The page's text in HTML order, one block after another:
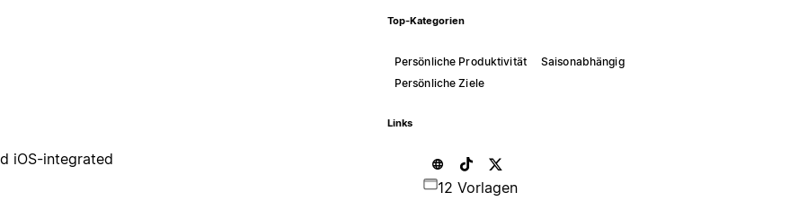
iOS-integrated
Top-Kategorien
Persönliche Produktivität
Saisonabhängig
Persönliche Ziele
Links
12 Vorlagen